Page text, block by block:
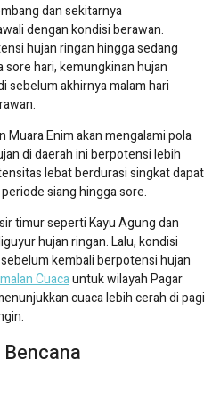
dan sekitarnya
dengan kondisi berawan.
hujan ringan hingga sedang
sore hari, kemungkinan hujan
sebelum akhirnya malam hari
Muara Enim akan mengalami pola
di daerah ini berpotensi lebih
lebat berdurasi singkat dapat
siang hingga sore.
timur seperti Kayu Agung dan
hujan ringan. Lalu, kondisi
kembali berpotensi hujan
Cuacauntuk wilayah Pagar
cuaca lebih cerah di pagi